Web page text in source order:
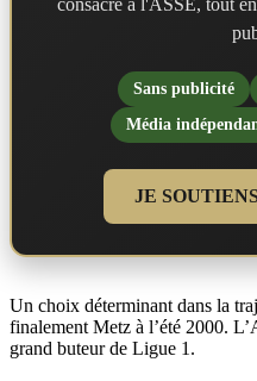
Sans publicité
Média
JE
Un choix déterminant dans la
finalement Metz à l’été 2000.
grand buteur de Ligue 1.